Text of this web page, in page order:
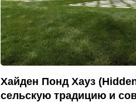
Хайден Понд Хауз
сельскую традицию и